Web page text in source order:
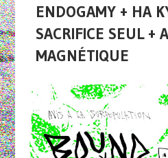
ENDOGAMY + HA
SACRIFICE SEUL +
MAGNÉTIQUE